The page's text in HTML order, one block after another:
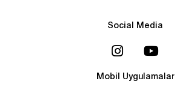
Social Media
Mobil Uygulamalar